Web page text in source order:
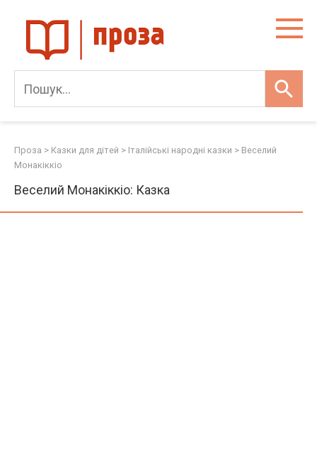
content
Проза > Казки для дітей > Італійські народні казки > Веселий
Монакіккіо
Веселий Монакіккіо: Казка